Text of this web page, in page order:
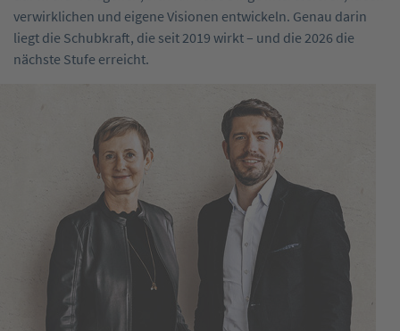
verwirklichen und eigene Visionen entwickeln. ­Genau darin
liegt die Schubkraft, die seit 2019 wirkt – und die 2026 die
nächste Stufe erreicht.